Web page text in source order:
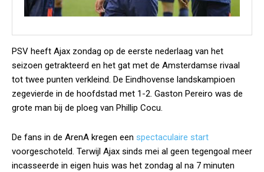
PSV heeft Ajax zondag op de eerste nederlaag van het
seizoen getrakteerd en het gat met de Amsterdamse rivaal
tot twee punten verkleind. De Eindhovense landskampioen
zegevierde in de hoofdstad met 1-2. Gaston Pereiro was de
grote man bij de ploeg van Phillip Cocu.
De fans in de ArenA kregen een spectaculaire start
voorgeschoteld. Terwijl Ajax sinds mei al geen tegengoal meer
incasseerde in eigen huis was het zondag al na 7 minuten